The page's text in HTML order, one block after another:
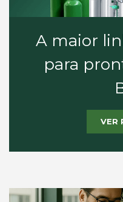
A maior
para
VER